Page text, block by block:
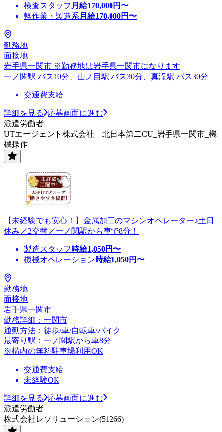
検査スタッフ 月給170,000円〜
軽作業・製造系 月給170,000円〜
勤務地
面接地
岩手県一関市 ※勤務地は岩手県一関市になります
一ノ関駅 バス10分、山ノ目駅 バス30分、真滝駅 バス30分
交通費支給
詳細を見る
応募画面に進む
派遣労働者
UTエージェント株式会社 北日本第二CU_岩手県一関市_機
械操作
【未経験でも安心！】金属加工のマシンオペレーター♪土日
休み／2交替／一ノ関駅から車で8分！
製造スタッフ 時給1,050円〜
機械オペレーション時給1,050円〜
勤務地
面接地
岩手県一関市
勤務詳細：一関市
通勤方法：徒歩/車/自転車/バイク
最寄り駅：一ノ関駅から車8分
※構内の無料駐車場利用OK
交通費支給
未経験OK
詳細を見る
応募画面に進む
派遣労働者
株式会社レソリューション(51266)